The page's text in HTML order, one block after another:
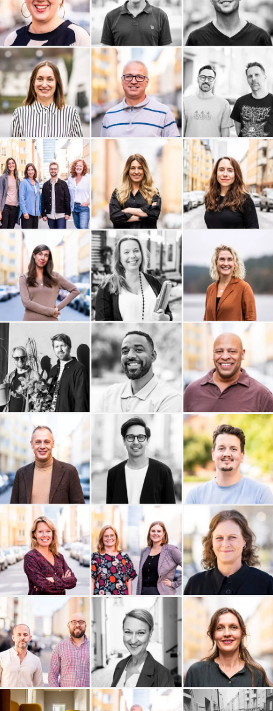
Trotzig Form Tripism
Travel Roots Think Big Leaders Sidekick Health AB
SUNSTAR
Studio Anna Åkerlund AB Sogoi Livingroom
Last Friday Ability Coaching AB
Buildid
Materialdatabasen AB
EKTA Revision Daniel Colliander Cornelsen Sweden AB
C View Stockholm Enkätfabriken Boxhill AB
Boboshi Bättra Konsult Audiendo